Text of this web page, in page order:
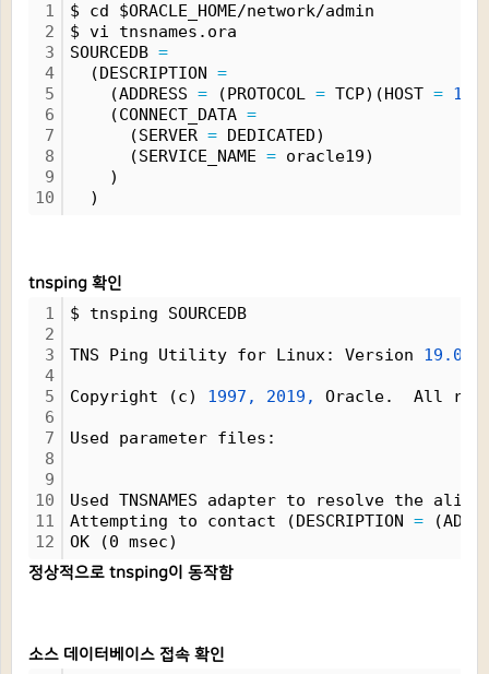
1
2
3
4
5
6
7
8
9
10
$ cd $ORACLE_HOME/network/admin
$ vi tnsnames.ora
SOURCEDB =
(DESCRIPTION =
(ADDRESS = (PROTOCOL = TCP)(HOST =
(CONNECT_DATA =
(SERVER = DEDICATED)
(SERVICE_NAME = oracle19)
)
)
tnsping 확인
1
2
3
4
5
6
7
8
9
10
11
12
$ tnsping SOURCEDB
TNS Ping Utility for Linux: Version
Copyright (c) 1997, 2019, Oracle.  All
Used parameter files:
Used TNSNAMES adapter to resolve the alias
Attempting to contact (DESCRIPTION =
OK (0 msec)
정상적으로 tnsping이 동작함
소스 데이터베이스 접속 확인